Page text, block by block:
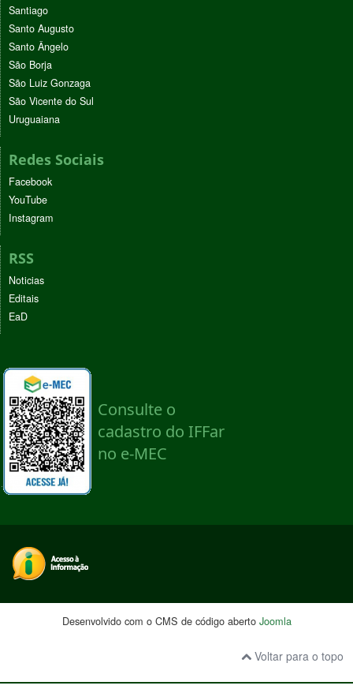
Santiago
Santo Augusto
Santo Ângelo
São Borja
São Luiz Gonzaga
São Vicente do Sul
Uruguaiana
Redes Sociais
Facebook
YouTube
Instagram
RSS
Noticias
Editais
EaD
Desenvolvido com o CMS de código aberto Joomla
Voltar para o topo